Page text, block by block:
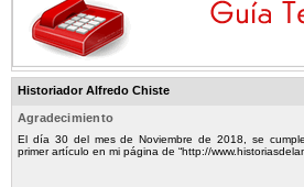
Historiador Alfredo Chiste
Agradecimiento
El día 30 del mes de Noviembre de 2018, se
primer artículo en mi página de “http://